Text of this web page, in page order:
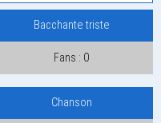
Bacchante triste
Fans : 0
Chanson